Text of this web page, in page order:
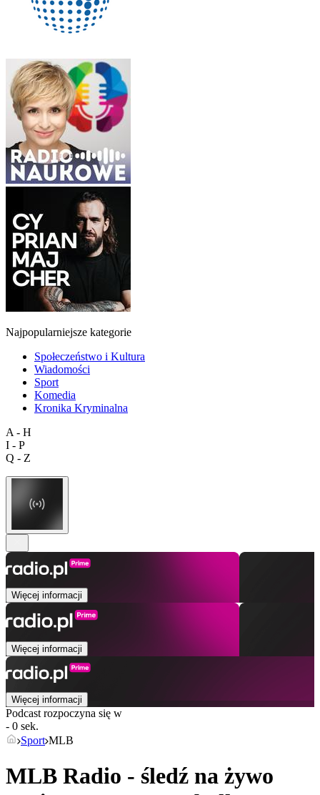
Najpopularniejsze kategorie
Społeczeństwo i Kultura
Wiadomości
Sport
Komedia
Kronika Kryminalna
A - H
I - P
Q - Z
Więcej informacji
Więcej informacji
Więcej informacji
Podcast rozpoczyna się w
- 0 sek.
Sport MLB
MLB Radio - śledź na żywo